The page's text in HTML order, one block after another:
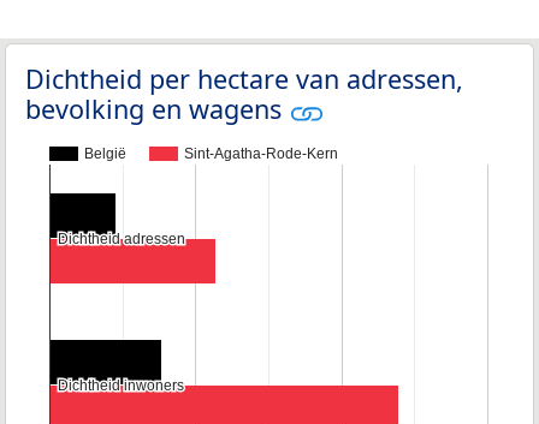
Dichtheid per hectare van adressen,
bevolking en wagens
België Sint-Agatha-Rode-Kern
Dichtheid adressen
Dichtheid adressen
Dichtheid inwoners
Dichtheid inwoners